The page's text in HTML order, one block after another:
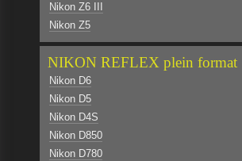
Nikon Z6 III
Nikon Z5
NIKON REFLEX plein format
Nikon D6
Nikon D5
Nikon D4S
Nikon D850
Nikon D780